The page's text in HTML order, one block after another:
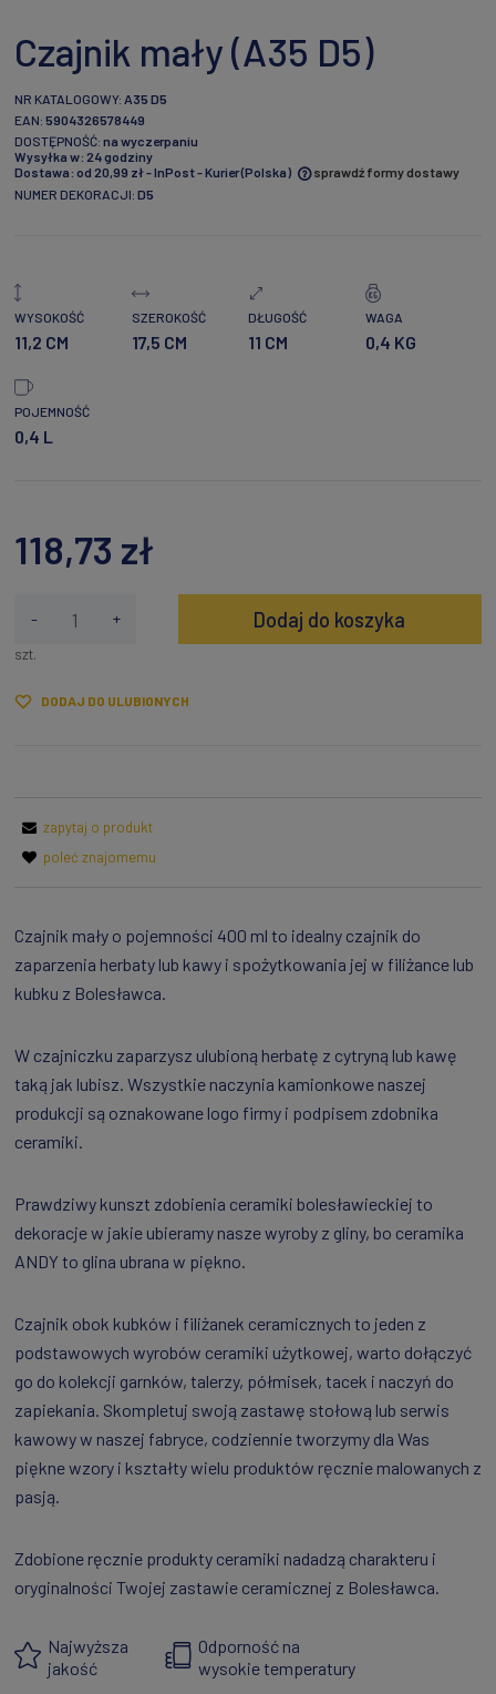
Czajnik mały (A35 D5)
NR KATALOGOWY: A35 D5
EAN: 5904326578449
DOSTĘPNOŚĆ: na wyczerpaniu
Wysyłka w: 24 godziny
Dostawa: od 20,99 zł- InPost - Kurier(Polska)
Cena nie zawiera ewentualnych kosztów płatności
sprawdź formy dostawy
NUMER DEKORACJI: D5
WYSOKOŚĆ
11,2 CM
SZEROKOŚĆ
17,5 CM
DŁUGOŚĆ
11 CM
WAGA
0,4 KG
POJEMNOŚĆ
0,4 L
118,73 zł
- +
szt.
Dodaj do koszyka
DODAJ DO ULUBIONYCH
zapytaj o produkt
poleć znajomemu
Czajnik mały o pojemności 400 ml to idealny czajnik do
zaparzenia herbaty lub kawy i spożytkowania jej w filiżance lub
kubku z Bolesławca.
W czajniczku zaparzysz ulubioną herbatę z cytryną lub kawę
taką jak lubisz. Wszystkie naczynia kamionkowe naszej
produkcji są oznakowane logo firmy i podpisem zdobnika
ceramiki.
Prawdziwy kunszt zdobienia ceramiki bolesławieckiej to
dekoracje w jakie ubieramy nasze wyroby z gliny, bo ceramika
ANDY to glina ubrana w piękno.
Czajnik obok kubków i filiżanek ceramicznych to jeden z
podstawowych wyrobów ceramiki użytkowej, warto dołączyć
go do kolekcji garnków, talerzy, półmisek, tacek i naczyń do
zapiekania. Skompletuj swoją zastawę stołową lub serwis
kawowy w naszej fabryce, codziennie tworzymy dla Was
piękne wzory i kształty wielu produktów ręcznie malowanych z
pasją.
Zdobione ręcznie produkty ceramiki nadadzą charakteru i
oryginalności Twojej zastawie ceramicznej z Bolesławca.
Najwyższa
jakość
Odporność na
wysokie temperatury